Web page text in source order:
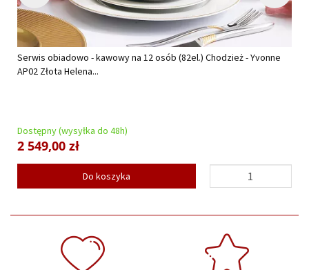
Serwis obiadowo - kawowy na 12 osób (82el.) Chodzież - Yvonne
AP02 Złota Helena...
Dostępny (wysyłka do 48h)
2 549,00 zł
Do koszyka